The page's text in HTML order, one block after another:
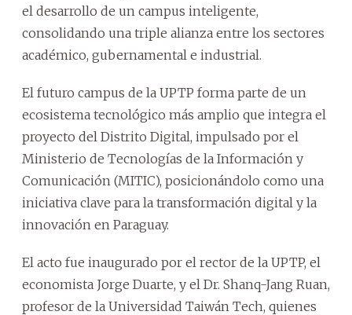
el desarrollo de un campus inteligente,
consolidando una triple alianza entre los sectores
académico, gubernamental e industrial.
El futuro campus de la UPTP forma parte de un
ecosistema tecnológico más amplio que integra el
proyecto del Distrito Digital, impulsado por el
Ministerio de Tecnologías de la Información y
Comunicación (MITIC), posicionándolo como una
iniciativa clave para la transformación digital y la
innovación en Paraguay.
El acto fue inaugurado por el rector de la UPTP, el
economista Jorge Duarte, y el Dr. Shanq-Jang Ruan,
profesor de la Universidad Taiwán Tech, quienes